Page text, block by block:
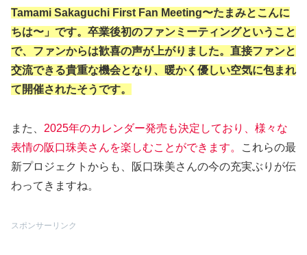
Tamami Sakaguchi First Fan Meeting〜たまみとこんに
ちは〜」です。卒業後初のファンミーティングということ
で、ファンからは歓喜の声が上がりました。直接ファンと
交流できる貴重な機会となり、暖かく優しい空気に包まれ
て開催されたそうです。
また、 2025年のカレンダー発売も決定しており、様々な
表情の阪口珠美さんを楽しむことができます。
これらの最
新プロジェクトからも、阪口珠美さんの今の充実ぶりが伝
わってきますね。
スポンサーリンク